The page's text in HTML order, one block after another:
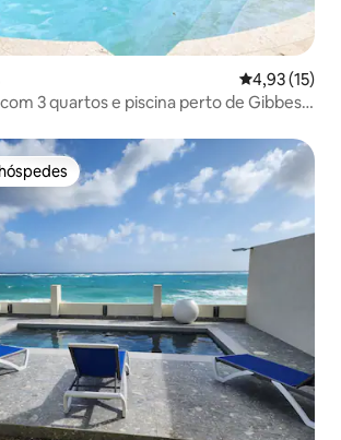
Classificação
4,93 (15)
3 quartos e piscina perto de Gibbes
mais apreciados